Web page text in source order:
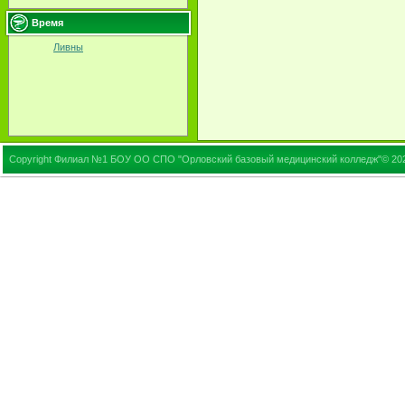
Время
Ливны
Copyright Филиал №1 БОУ ОО СПО "Орловский базовый медицинский колледж"©